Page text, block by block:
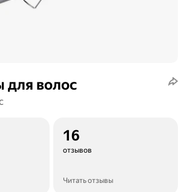
волос
16
отзывов
Читать отзывы